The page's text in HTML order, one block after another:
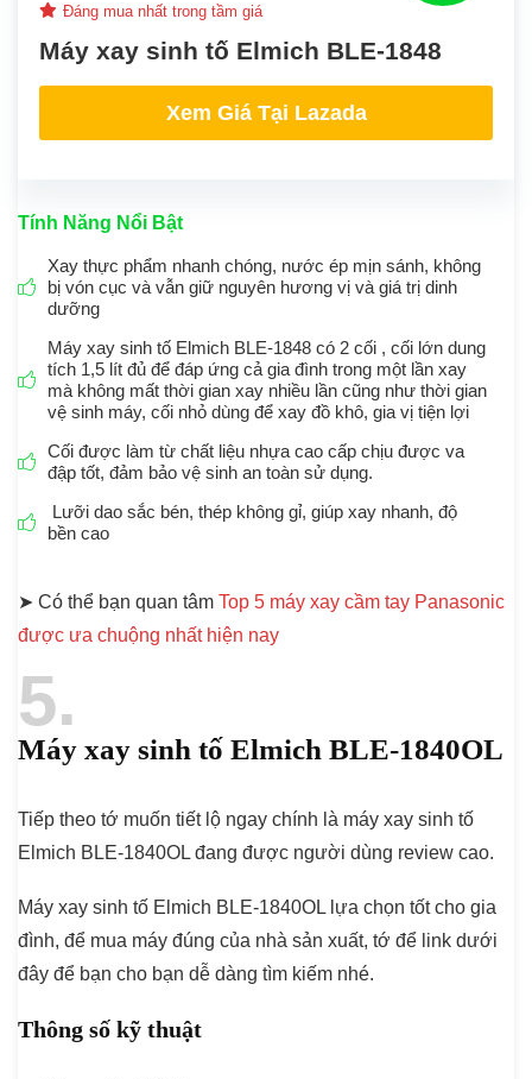
Đáng mua nhất trong tầm giá
Máy xay sinh tố Elmich BLE-1848
Xem Giá Tại Lazada
Tính Năng Nổi Bật
Xay thực phẩm nhanh chóng, nước ép mịn sánh, không
bị vón cục và vẫn giữ nguyên hương vị và giá trị dinh
dưỡng
Máy xay sinh tố Elmich BLE-1848 có 2 cối , cối lớn dung
tích 1,5 lít đủ để đáp ứng cả gia đình trong một lần xay
mà không mất thời gian xay nhiều lần cũng như thời gian
vệ sinh máy, cối nhỏ dùng để xay đồ khô, gia vị tiện lợi
Cối được làm từ chất liệu nhựa cao cấp chịu được va
đập tốt, đảm bảo vệ sinh an toàn sử dụng.
Lưỡi dao sắc bén, thép không gỉ, giúp xay nhanh, độ
bền cao
➤ Có thể bạn quan tâm Top 5 máy xay cầm tay Panasonic
được ưa chuộng nhất hiện nay
5
Máy xay sinh tố Elmich BLE-1840OL
Tiếp theo tớ muốn tiết lộ ngay chính là máy xay sinh tố
Elmich BLE-1840OL đang được người dùng review cao.
Máy xay sinh tố Elmich BLE-1840OL lựa chọn tốt cho gia
đình, để mua máy đúng của nhà sản xuất, tớ để link dưới
đây để bạn cho bạn dễ dàng tìm kiếm nhé.
Thông số kỹ thuật